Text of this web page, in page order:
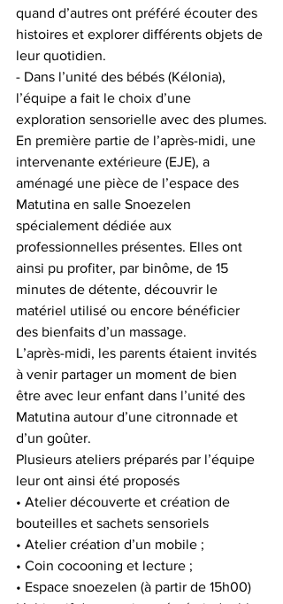
quand d’autres ont préféré écouter des
histoires et explorer différents objets de
leur quotidien.
- Dans l’unité des bébés (Kélonia),
l’équipe a fait le choix d’une
exploration sensorielle avec des plumes.
En première partie de l’après-midi, une
intervenante extérieure (EJE), a
aménagé une pièce de l’espace des
Matutina en salle Snoezelen
spécialement dédiée aux
professionnelles présentes. Elles ont
ainsi pu profiter, par binôme, de 15
minutes de détente, découvrir le
matériel utilisé ou encore bénéficier
des bienfaits d’un massage.
L’après-midi, les parents étaient invités
à venir partager un moment de bien
être avec leur enfant dans l’unité des
Matutina autour d’une citronnade et
d’un goûter.
Plusieurs ateliers préparés par l’équipe
leur ont ainsi été proposés
• Atelier découverte et création de
bouteilles et sachets sensoriels
• Atelier création d’un mobile ;
• Coin cocooning et lecture ;
• Espace snoezelen (à partir de 15h00)